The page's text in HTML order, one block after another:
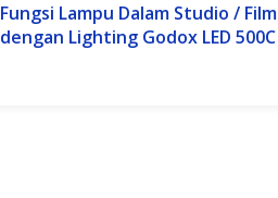
Fungsi Lampu Dalam Studio / Film
dengan Lighting Godox LED 500C